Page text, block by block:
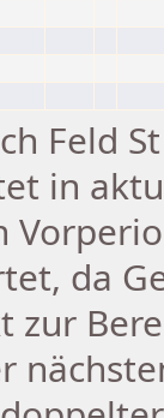
Feld
in
da
zur